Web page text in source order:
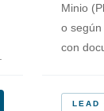
Minio
o
con
LEAD